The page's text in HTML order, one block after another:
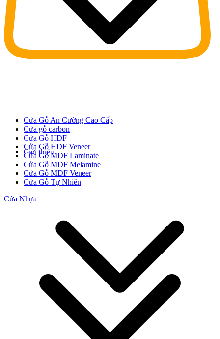
Giới thiệu
Cửa Gỗ An Cường Cao Cấp
Cửa gỗ carbon
Cửa Gỗ HDF
Cửa Gỗ HDF Veneer
Cửa Gỗ MDF Laminate
Cửa Gỗ MDF Melamine
Cửa Gỗ MDF Veneer
Cửa Gỗ Tự Nhiên
Cửa Nhựa